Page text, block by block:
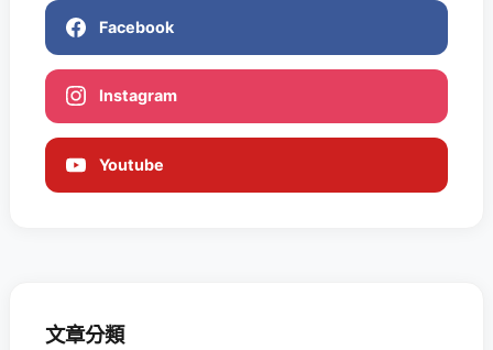
Facebook
Instagram
Youtube
文章分類